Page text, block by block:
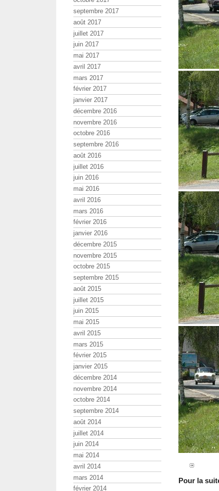
Pour la
septembre 2017
août 2017
juillet 2017
juin 2017
mai 2017
avril 2017
mars 2017
février 2017
janvier 2017
décembre 2016
novembre 2016
octobre 2016
septembre 2016
août 2016
juillet 2016
juin 2016
mai 2016
avril 2016
mars 2016
février 2016
janvier 2016
décembre 2015
novembre 2015
octobre 2015
septembre 2015
août 2015
juillet 2015
juin 2015
mai 2015
avril 2015
mars 2015
février 2015
janvier 2015
décembre 2014
novembre 2014
octobre 2014
septembre 2014
août 2014
juillet 2014
juin 2014
mai 2014
avril 2014
mars 2014
février 2014